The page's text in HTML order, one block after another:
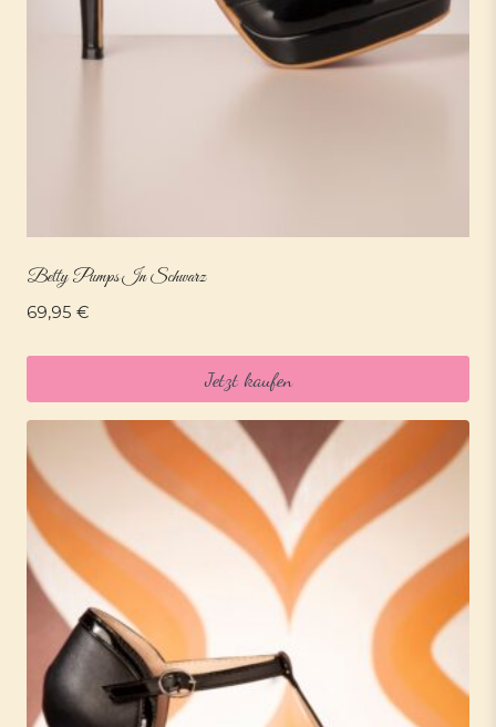
Betty Pumps In Schwarz
69,95 €
Jetzt kaufen